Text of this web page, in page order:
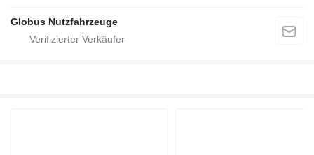
Globus Nutzfahrzeuge